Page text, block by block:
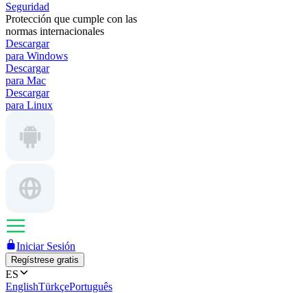
Seguridad
Protección que cumple con las
normas internacionales
Descargar
para Windows
Descargar
para Mac
Descargar
para Linux
Iniciar Sesión
Regístrese gratis
ES
EnglishTürkçePortuguês